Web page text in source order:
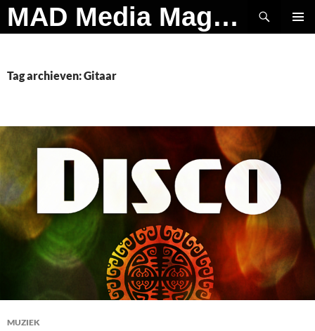
Ga
naar
MAD Media Magazine
Zoeken
Tag archieven: Gitaar
MUZIEK